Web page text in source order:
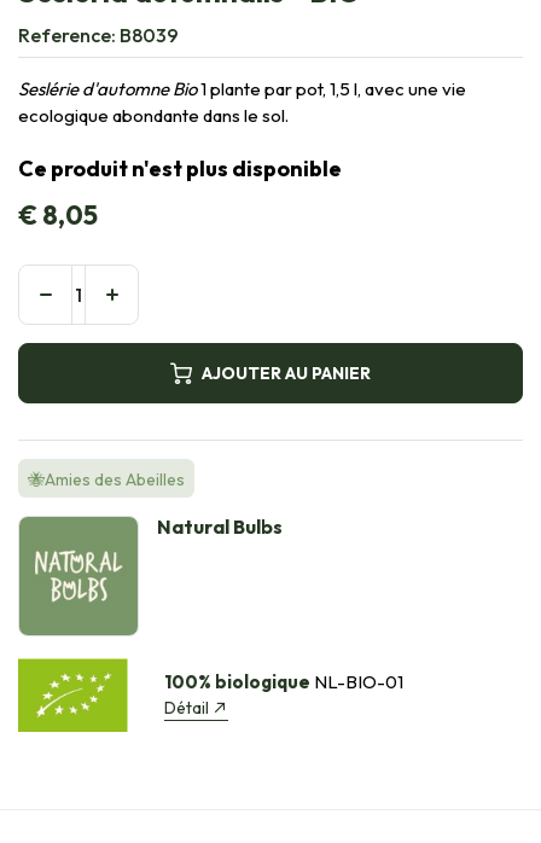
Reference: B8039
Seslérie d'automne Bio1 plante par pot, 1,5 l, avec une vie
ecologique abondante dans le sol.
Ce produit n'est plus disponible
€8,05
AJOUTER AU PANIER
🐝Amies des Abeilles
Natural Bulbs
100% biologique NL-BIO-01
Détail